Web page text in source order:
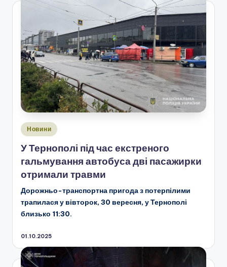
Опубліковано
Новини
У Тернополі під час екстреного
гальмування автобуса дві пасажирки
отримали травми
Дорожньо-транспортна пригода з потерпілими
трапилася у вівторок, 30 вересня, у Тернополі
близько 11:30.
01.10.2025